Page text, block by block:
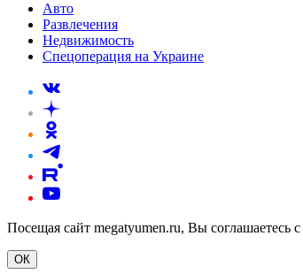
Авто
Развлечения
Недвижимость
Спецоперация на Украине
Посещая сайт megatyumen.ru, Вы соглашаетесь с
ОК